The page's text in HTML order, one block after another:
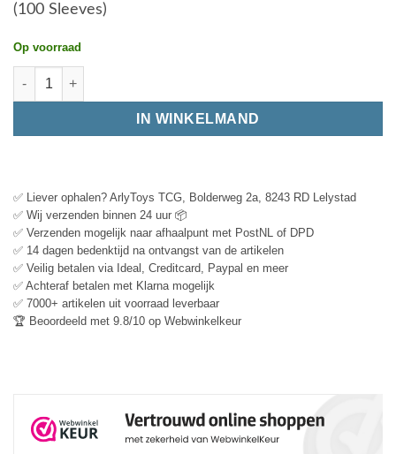
(100 Sleeves)
Op voorraad
IN WINKELMAND
✅ Liever ophalen? ArlyToys TCG, Bolderweg 2a, 8243 RD Lelystad
✅ Wij verzenden binnen 24 uur 📦
✅ Verzenden mogelijk naar afhaalpunt met PostNL of DPD
✅ 14 dagen bedenktijd na ontvangst van de artikelen
✅ Veilig betalen via Ideal, Creditcard, Paypal en meer
✅ Achteraf betalen met Klarna mogelijk
✅ 7000+ artikelen uit voorraad leverbaar
🏆 Beoordeeld met 9.8/10 op Webwinkelkeur